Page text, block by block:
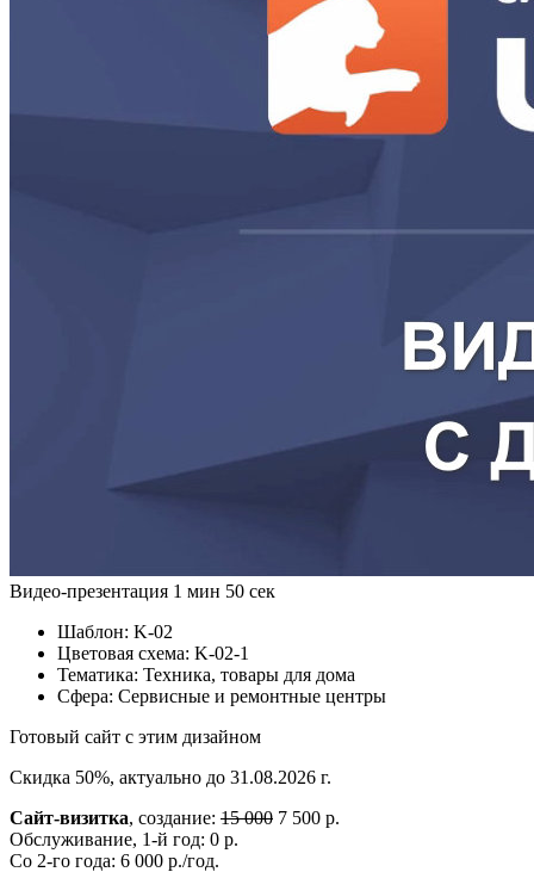
Видео-презентация 1 мин 50 сек
Шаблон: K-02
Цветовая схема: K-02-1
Тематика: Техника, товары для дома
Сфера: Сервисные и ремонтные центры
Готовый сайт с этим дизайном
Скидка 50%, актуально до 31.08.2026 г.
Сайт-визитка, создание: 15 000 7 500 р.
Обслуживание, 1-й год: 0 р.
Со 2-го года: 6 000 р./год.